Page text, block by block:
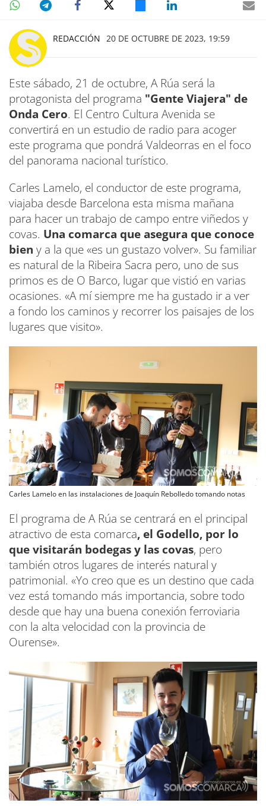
REDACCIÓN 20 DE OCTUBRE DE 2023, 19:59
Este sábado, 21 de octubre, A Rúa será la
protagonista del programa "Gente Viajera" de
Onda Cero. El Centro Cultura Avenida se
convertirá en un estudio de radio para acoger
este programa que pondrá Valdeorras en el foco
del panorama nacional turístico.
Carles Lamelo, el conductor de este programa,
viajaba desde Barcelona esta misma mañana
para hacer un trabajo de campo entre viñedos y
covas. Una comarca que asegura que conoce
bien y a la que «es un gustazo volver». Su familiar
es natural de la Ribeira Sacra pero, uno de sus
primos es de O Barco, lugar que vistió en varias
ocasiones. «A mí siempre me ha gustado ir a ver
a fondo los caminos y recorrer los paisajes de los
lugares que visito».
Carles Lamelo en las instalaciones de Joaquín Rebolledo tomando notas
El programa de A Rúa se centrará en el principal
atractivo de esta comarca, el Godello, por lo
que visitarán bodegas y las covas, pero
también otros lugares de interés natural y
patrimonial. «Yo creo que es un destino que cada
vez está tomando más importancia, sobre todo
desde que hay una buena conexión ferroviaria
con la alta velocidad con la provincia de
Ourense».